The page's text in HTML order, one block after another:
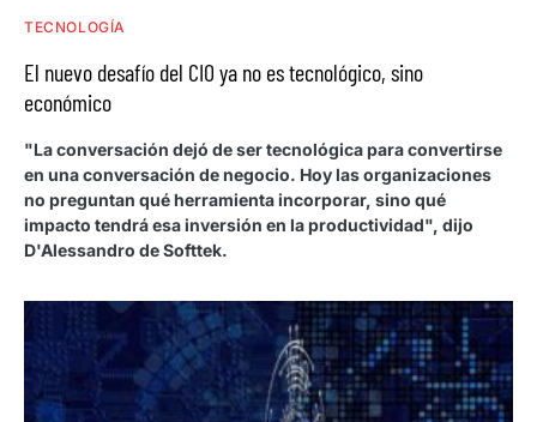
TECNOLOGÍA
El nuevo desafío del CIO ya no es tecnológico, sino
económico
"La conversación dejó de ser tecnológica para convertirse
en una conversación de negocio. Hoy las organizaciones
no preguntan qué herramienta incorporar, sino qué
impacto tendrá esa inversión en la productividad", dijo
D'Alessandro de Softtek.